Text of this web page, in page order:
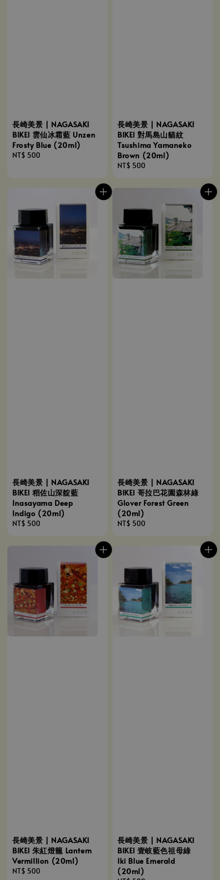
長崎美景 | NAGASAKI
BIKEI 雲仙冰霜藍 Unzen
Frosty Blue (20ml)
Regular
NT$ 500
長崎美景 | NAGASAKI
BIKEI 對馬島山貓紋
Tsushima Yamaneko
Brown (20ml)
Regular
NT$ 500
長崎美景 | NAGASAKI
BIKEI 稻佐山深靛藍
Inasayama Deep
Indigo (20ml)
Regular
NT$ 500
長崎美景 | NAGASAKI
BIKEI 哥拉巴花園森林綠
Glover Forest Green
(20ml)
Regular
NT$ 500
長崎美景 | NAGASAKI
BIKEI 朱紅燈籠 Lantern
Vermillion (20ml)
Regular
NT$ 500
長崎美景 | NAGASAKI
BIKEI 壹岐藍色祖母綠
Iki Blue Emerald
(20ml)